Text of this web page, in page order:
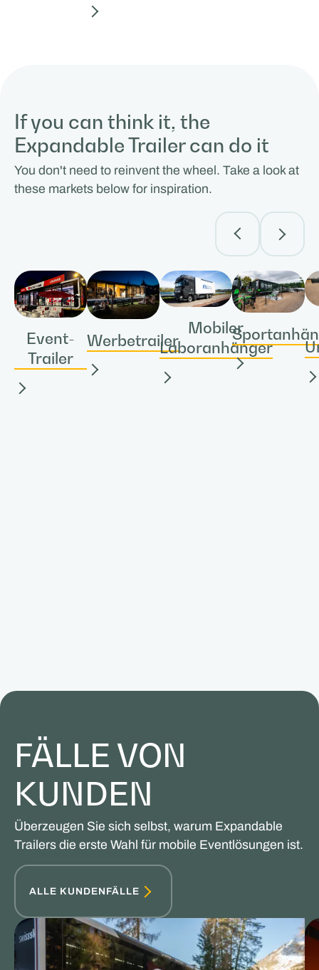
If you can think it, the
Expandable Trailer can do it
You don't need to reinvent the wheel. Take a look at
these markets below for inspiration.
Event-
Trailer
Werbetrailer
Mobiler
Laboranhänger
FÄLLE VON
KUNDEN
Überzeugen Sie sich selbst, warum Expandable
Trailers die erste Wahl für mobile Eventlösungen ist.
ALLE KUNDENFÄLLE